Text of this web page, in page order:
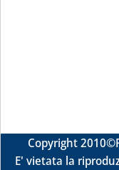
Copyright 2010
E' vietata la